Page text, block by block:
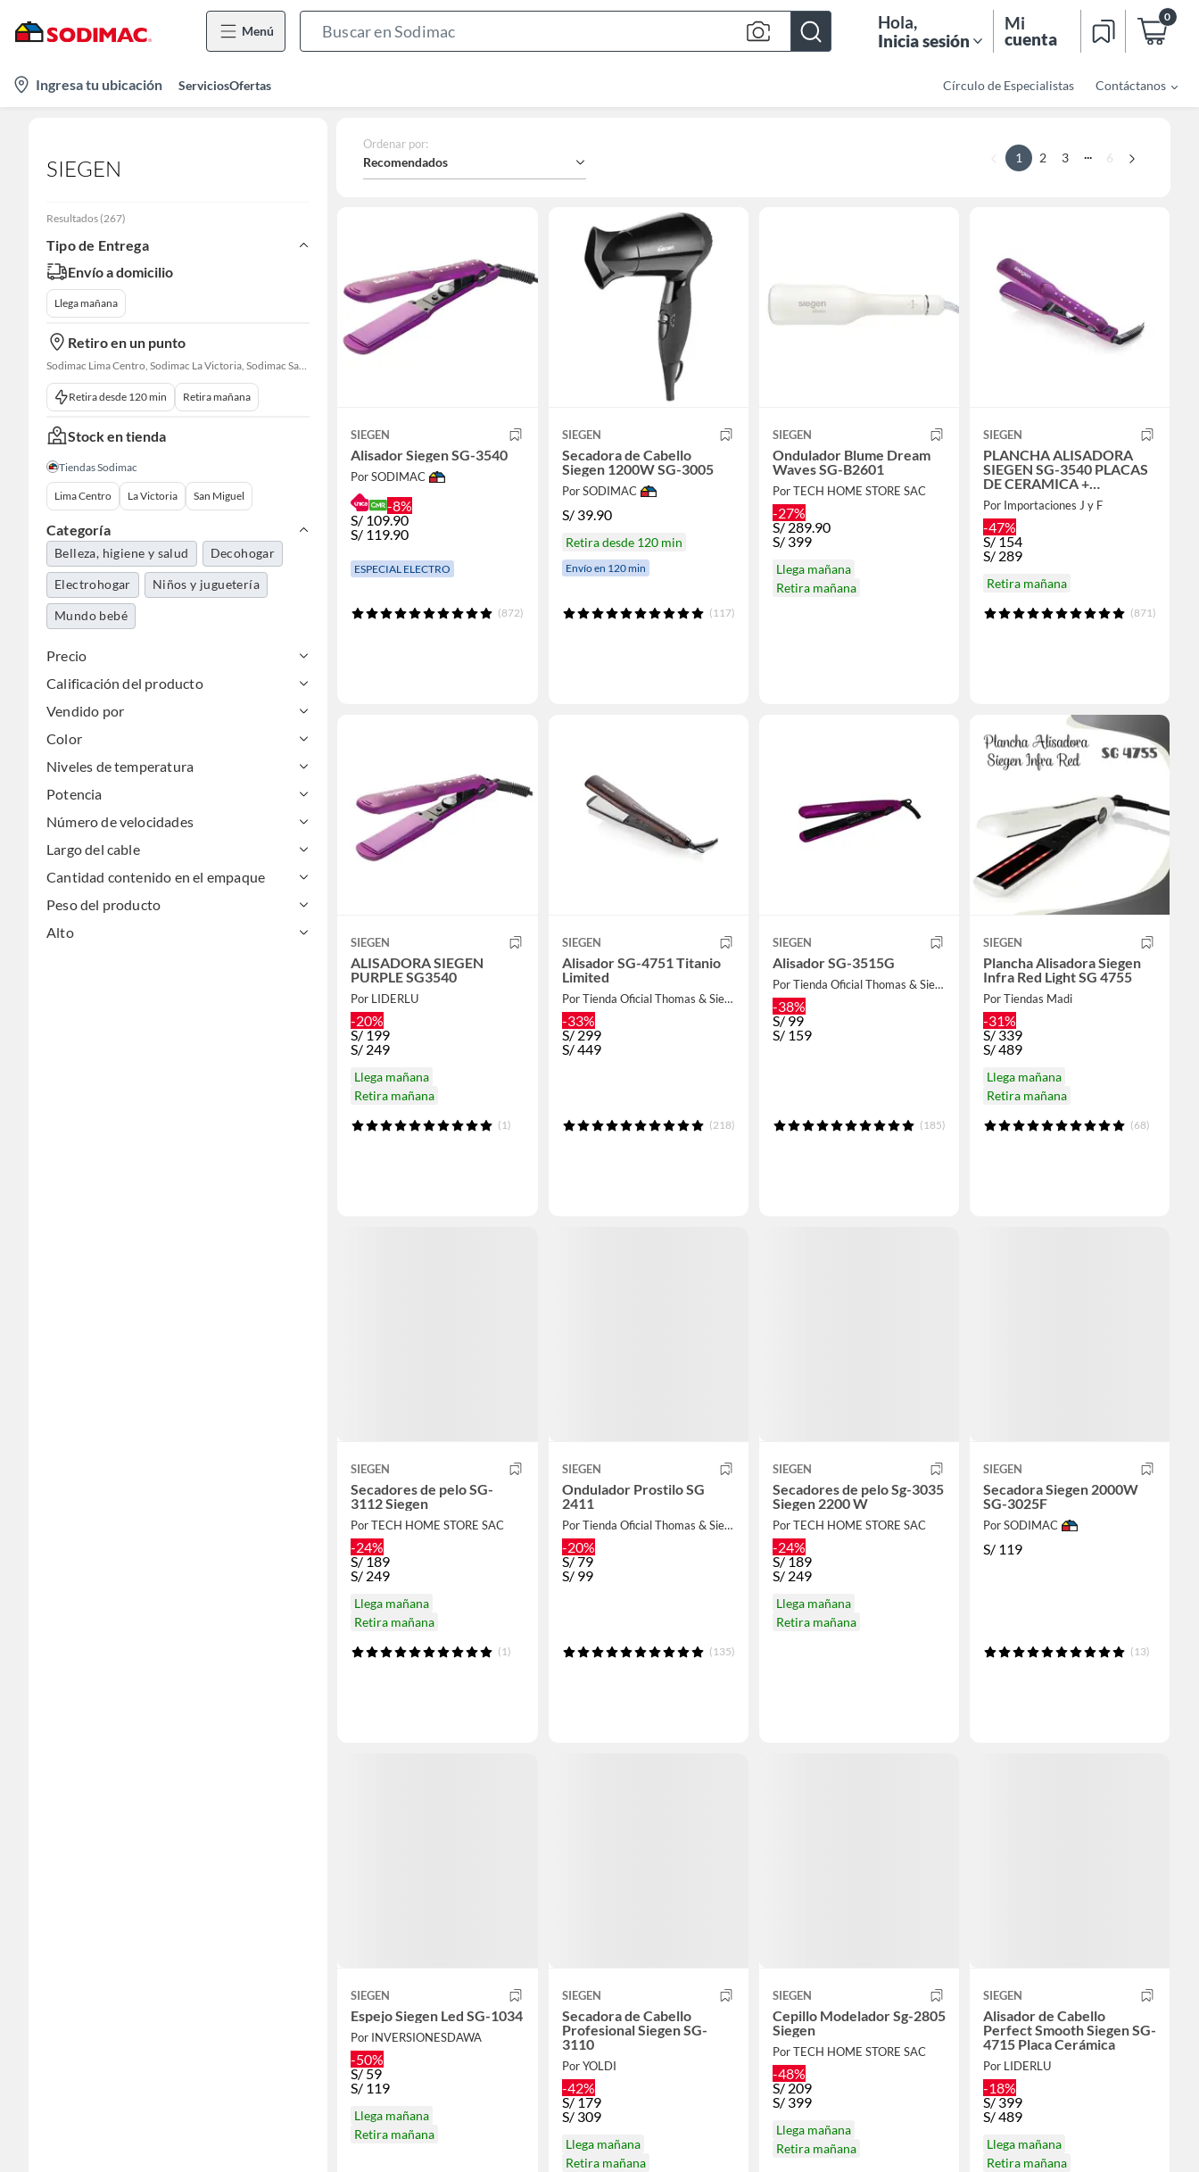
Menú
Bar
Hola,
Inicia sesión
Mi
cuenta
0
location-
icon
Ingresa tu ubicación ServiciosOfertas Círculo de Especialistas Contáctanos
SIEGEN
Resultados (267)
Tipo de Entrega
Envío a domicilio
Llega mañana
Retiro en un punto
Sodimac Lima Centro, Sodimac La Victoria, Sodimac San Miguel
Retira desde 120 min Retira mañana
Stock en tienda
Tiendas Sodimac
Lima Centro La Victoria San Miguel
Categoría
Belleza, higiene y salud Decohogar
Electrohogar Niños y juguetería
Mundo bebé
Precio
Calificación del producto
Vendido por
Color
Niveles de temperatura
Potencia
Número de velocidades
Largo del cable
Cantidad contenido en el empaque
Peso del producto
Alto
Ordenar por:
Recomendados 1 2 3 ... 6
SIEGEN
Alisador Siegen SG-3540
Por SODIMAC
-8%
S/ 109.90
S/ 119.90
ESPECIAL ELECTRO
(872)
SIEGEN
Secadora de Cabello
Siegen 1200W SG-3005
Por SODIMAC
S/ 39.90
Retira desde 120 min
Envío en 120 min
(117)
SIEGEN
Ondulador Blume Dream
Waves SG-B2601
Por TECH HOME STORE SAC
-27%
S/ 289.90
S/ 399
Llega mañana
Retira mañana
SIEGEN
PLANCHA ALISADORA
SIEGEN SG-3540 PLACAS
DE CERAMICA +
TOURMALINE
Por Importaciones J y F
-47%
S/ 154
S/ 289
Retira mañana
(871)
SIEGEN
ALISADORA SIEGEN
PURPLE SG3540
Por LIDERLU
-20%
S/ 199
S/ 249
Llega mañana
Retira mañana
(1)
SIEGEN
Alisador SG-4751 Titanio
Limited
Por Tienda Oficial Thomas & Siegen
-33%
S/ 299
S/449
(218)
SIEGEN
Alisador SG-3515G
Por Tienda Oficial Thomas & Siegen
-38%
S/ 99
S/ 159
(185)
SIEGEN
Plancha Alisadora Siegen
Infra Red Light SG 4755
Por Tiendas Madi
-31%
S/ 339
S/489
Llega mañana
Retira mañana
(68)
SIEGEN
Secadores de pelo SG-
3112 Siegen
Por TECH HOME STORE SAC
-24%
S/ 189
S/ 249
Llega mañana
Retira mañana
(1)
SIEGEN
Ondulador Prostilo SG
2411
Por Tienda Oficial Thomas & Siegen
-20%
S/79
S/ 99
(135)
SIEGEN
Secadores de pelo Sg-3035
Siegen 2200 W
Por TECH HOME STORE SAC
-24%
S/ 189
S/ 249
Llega mañana
Retira mañana
SIEGEN
Secadora Siegen 2000W
SG-3025F
Por SODIMAC
S/ 119
(13)
SIEGEN
Espejo Siegen Led SG-1034
Por INVERSIONESDAWA
-50%
S/ 59
S/ 119
Llega mañana
Retira mañana
SIEGEN
Secadora de Cabello
Profesional Siegen SG-
3110
Por YOLDI
-42%
S/ 179
S/ 309
Llega mañana
Retira mañana
SIEGEN
Cepillo Modelador Sg-2805
Siegen
Por TECH HOME STORE SAC
-48%
S/ 209
S/ 399
Llega mañana
Retira mañana
SIEGEN
Alisador de Cabello
Perfect Smooth Siegen SG-
4715 Placa Cerámica
Por LIDERLU
-18%
S/ 399
S/489
Llega mañana
Retira mañana